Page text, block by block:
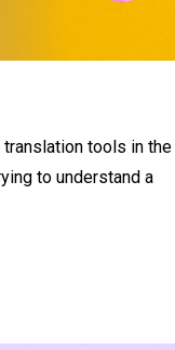
tools in the
to understand a